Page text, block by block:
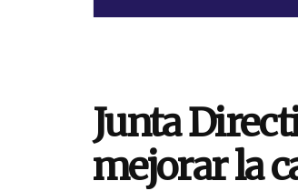
Junta
mejorar la